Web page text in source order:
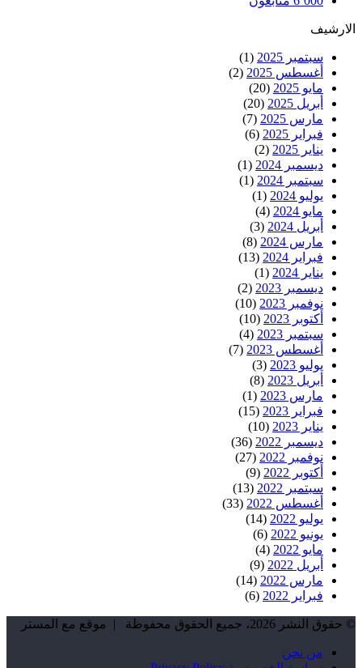
الارشيف
سبتمبر 2025
(1)
أغسطس 2025
(2)
مايو 2025
(20)
أبريل 2025
(20)
مارس 2025
(7)
فبراير 2025
(6)
يناير 2025
(2)
ديسمبر 2024
(1)
سبتمبر 2024
(1)
يوليو 2024
(1)
مايو 2024
(4)
أبريل 2024
(3)
مارس 2024
(8)
فبراير 2024
(13)
يناير 2024
(1)
ديسمبر 2023
(2)
نوفمبر 2023
(10)
أكتوبر 2023
(10)
سبتمبر 2023
(4)
أغسطس 2023
(7)
يوليو 2023
(3)
أبريل 2023
(8)
مارس 2023
(1)
فبراير 2023
(15)
يناير 2023
(10)
ديسمبر 2022
(36)
نوفمبر 2022
(27)
أكتوبر 2022
(9)
سبتمبر 2022
(13)
أغسطس 2022
(33)
يوليو 2022
(14)
يونيو 2022
(6)
مايو 2022
(4)
أبريل 2022
(9)
مارس 2022
(14)
فبراير 2022
(6)
© حقوق النشر 2026، جميع الحقوق محفوظة | موقع مع المستر
من نحن